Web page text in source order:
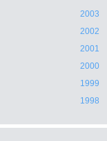
2003
2002
2001
2000
1999
1998